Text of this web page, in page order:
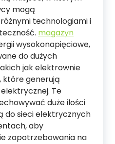
mogą
technologiami i
magazyn
wysokonapięciowe,
do dużych
jak elektrownie
które generują
Te
duże ilości
do sieci elektrycznych
aby
zapotrzebowania na